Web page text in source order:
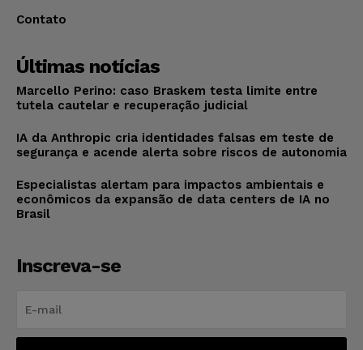
Contato
Últimas notícias
Marcello Perino: caso Braskem testa limite entre
tutela cautelar e recuperação judicial
IA da Anthropic cria identidades falsas em teste de
segurança e acende alerta sobre riscos de autonomia
Especialistas alertam para impactos ambientais e
econômicos da expansão de data centers de IA no
Brasil
Inscreva-se